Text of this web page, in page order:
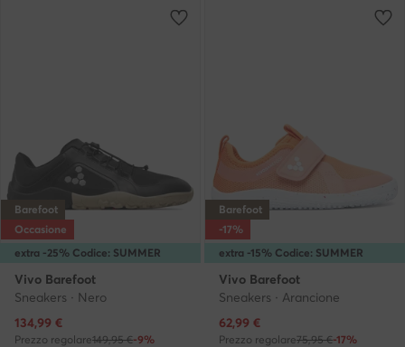
extra -25% Codice: SUMMER
Barefoot
Occasione
Vivo Barefoot
Sneakers · Nero
Prezzo attuale
134,99 €
Prezzo regolare149,95 €-9%
extra -15% Codice: SUMMER
Barefoot
-17%
Vivo Barefoot
Sneakers · Arancione
Prezzo attuale
62,99 €
Prezzo regolare75,95 €-17%